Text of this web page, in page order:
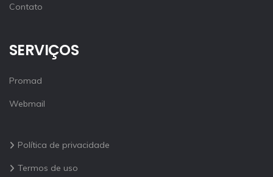
Contato
SERVIÇOS
Promad
Webmail
Política de privacidade
Termos de uso